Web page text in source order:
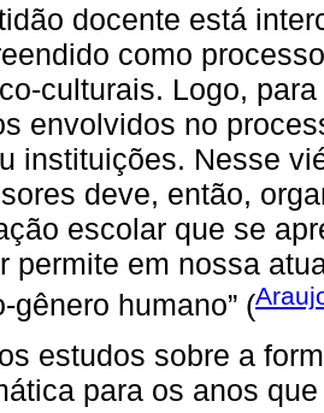
docente está
como
culturais. Logo,
envolvidos no
instituições. Nesse
deve, então,
escolar que se
permite em nossa
gênero humano” (
estudos sobre a
para os anos